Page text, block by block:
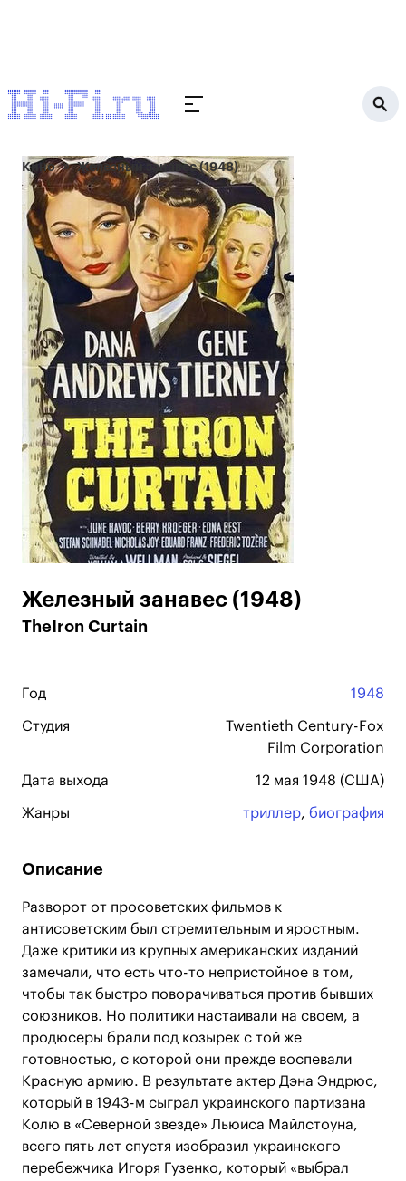
Кино Железный занавес (1948)
Железный занавес (1948)
TheIron Curtain
Год 1948
Студия
Twentieth Century-Fox
Film Corporation
Дата выхода 12 мая 1948 (США)
Жанры триллер, биография
Описание
Разворот от просоветских фильмов к
антисоветским был стремительным и яростным.
Даже критики из крупных американских изданий
замечали, что есть что-то непристойное в том,
чтобы так быстро поворачиваться против бывших
союзников. Но политики настаивали на своем, а
продюсеры брали под козырек с той же
готовностью, с которой они прежде воспевали
Красную армию. В результате актер Дэна Эндрюс,
который в 1943-м сыграл украинского партизана
Колю в «Северной звезде» Льюиса Майлстоуна,
всего пять лет спустя изобразил украинского
перебежчика Игоря Гузенко, который «выбрал